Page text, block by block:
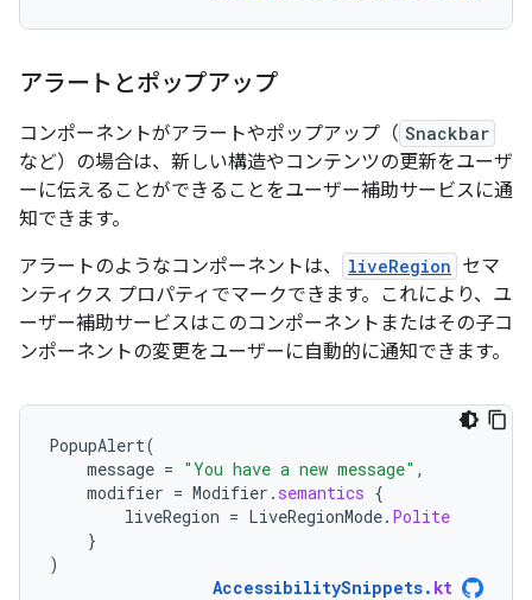
アラートとポップアップ
コンポーネントがアラートやポップアップ（ Snackbar
など）の場合は、新しい構造やコンテンツの更新をユーザ
ーに伝えることができることをユーザー補助サービスに通
知できます。
アラートのようなコンポーネントは、
liveRegion セマ
ンティクス プロパティでマークできます。これにより、ユ
ーザー補助サービスはこのコンポーネントまたはその子コ
ンポーネントの変更をユーザーに自動的に通知できます。
PopupAlert(
message = "You have a new message" ,
modifier = Modifier . semantics {
liveRegion = LiveRegionMode. Polite
}
)
AccessibilitySnippets. kt